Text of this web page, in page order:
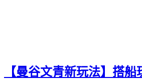
【曼谷文青新玩法】搭